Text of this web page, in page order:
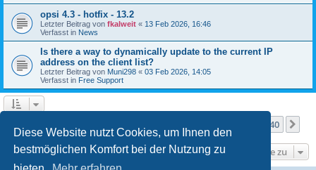
Diese Website nutzt Cookies, um Ihnen den
bestmöglichen Komfort bei der Nutzung zu
opsi 4.3 - hotfix - 13.2
Letzter Beitrag von fkalweit « 13 Feb 2026, 16:46
Verfasst in News
Is there a way to dynamically update to the current IP
address on the client list?
Letzter Beitrag von Muni298 « 03 Feb 2026, 14:05
Verfasst in Free Support
40
Gehe zu